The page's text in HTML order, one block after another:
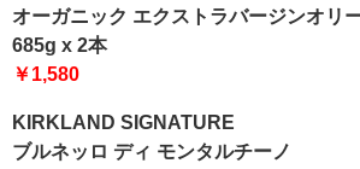
オーガニック エクストラバージンオリ
685g x 2本
￥1,580
KIRKLAND SIGNATURE
ブルネッロ ディ モンタルチーノ